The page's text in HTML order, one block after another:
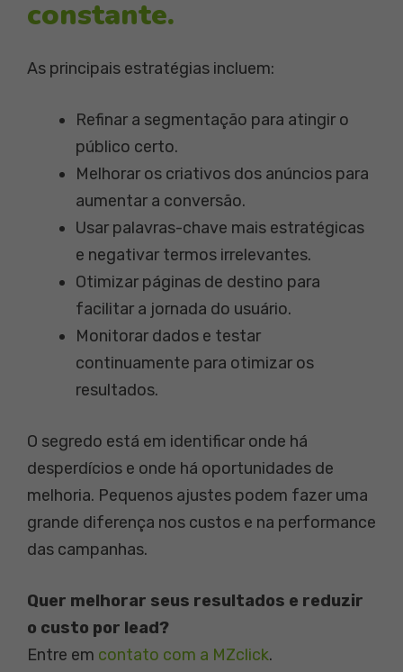
constante.
As principais estratégias incluem:
Refinar a segmentação para atingir o
público certo.
Melhorar os criativos dos anúncios para
aumentar a conversão.
Usar palavras-chave mais estratégicas
e negativar termos irrelevantes.
Otimizar páginas de destino para
facilitar a jornada do usuário.
Monitorar dados e testar
continuamente para otimizar os
resultados.
O segredo está em identificar onde há
desperdícios e onde há oportunidades de
melhoria. Pequenos ajustes podem fazer uma
grande diferença nos custos e na performance
das campanhas.
Quer melhorar seus resultados e reduzir
o custo por lead?
Entre em contato com a MZclick.